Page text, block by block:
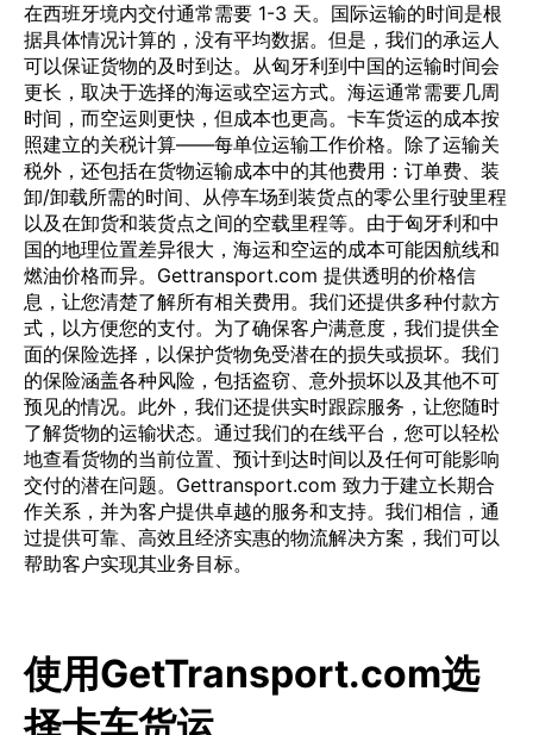
在西班牙境内交付通常需要 1-3 天。国际运输的时间是根
据具体情况计算的，没有平均数据。但是，我们的承运人
可以保证货物的及时到达。从匈牙利到中国的运输时间会
更长，取决于选择的海运或空运方式。海运通常需要几周
时间，而空运则更快，但成本也更高。卡车货运的成本按
照建立的关税计算——每单位运输工作价格。除了运输关
税外，还包括在货物运输成本中的其他费用：订单费、装
卸/卸载所需的时间、从停车场到装货点的零公里行驶里程
以及在卸货和装货点之间的空载里程等。由于匈牙利和中
国的地理位置差异很大，海运和空运的成本可能因航线和
燃油价格而异。Gettransport.com 提供透明的价格信
息，让您清楚了解所有相关费用。我们还提供多种付款方
式，以方便您的支付。为了确保客户满意度，我们提供全
面的保险选择，以保护货物免受潜在的损失或损坏。我们
的保险涵盖各种风险，包括盗窃、意外损坏以及其他不可
预见的情况。此外，我们还提供实时跟踪服务，让您随时
了解货物的运输状态。通过我们的在线平台，您可以轻松
地查看货物的当前位置、预计到达时间以及任何可能影响
交付的潜在问题。Gettransport.com 致力于建立长期合
作关系，并为客户提供卓越的服务和支持。我们相信，通
过提供可靠、高效且经济实惠的物流解决方案，我们可以
帮助客户实现其业务目标。
使用GetTransport.com选